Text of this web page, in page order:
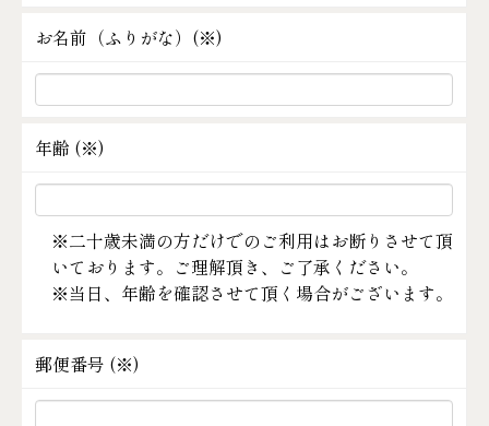
お名前（ふりがな）(※)
年齢 (※)
※二十歳未満の方だけでのご利用はお断りさせて頂
いております。ご理解頂き、ご了承ください。
※当日、年齢を確認させて頂く場合がございます。
郵便番号 (※)